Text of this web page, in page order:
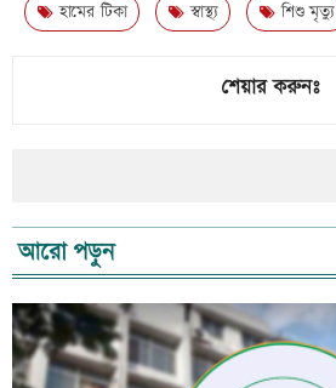
হামের টিকা স্বাস্থ্য শিশু মৃত্যু
শেয়ার করুনঃ
আরো পড়ুন